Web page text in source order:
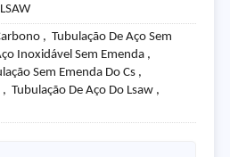
, Tubulação De Aço Sem
Inoxidável Sem Emenda ,
Sem Emenda Do Cs ,
Tubulação De Aço Do Lsaw ,